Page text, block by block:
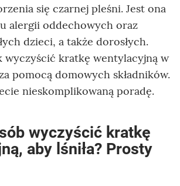
się czarnej pleśni. Jest ona
alergii oddechowych oraz
dzieci, a także dorosłych.
wyczyścić kratkę wentylacyjną w
pomocą domowych składników.
nieskomplikowaną poradę.
wyczyścić kratkę
aby lśniła? Prosty